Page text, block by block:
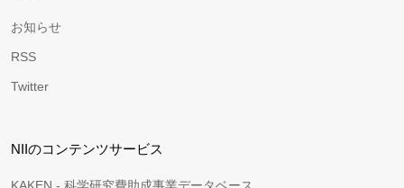
お知らせ
RSS
Twitter
NIIのコンテンツサービス